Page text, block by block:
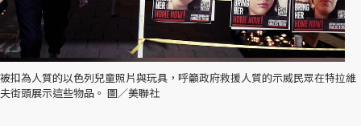
被扣為人質的以色列兒童照片與玩具，呼籲政府救援人質的示威民眾在特拉維
夫街頭展示這些物品。 圖／美聯社